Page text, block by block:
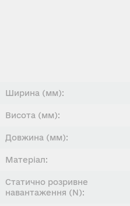
Ширина (мм):
Висота (мм):
Довжина (мм):
Матеріал:
Статично розривне
навантаження (N):